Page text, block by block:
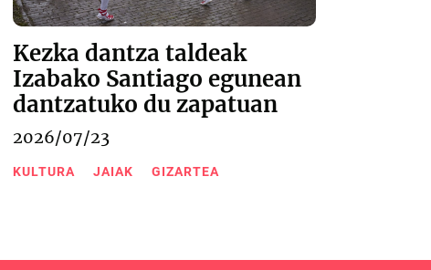
Kezka dantza taldeak
Izabako Santiago egunean
dantzatuko du zapatuan
2026/07/23
KULTURA JAIAK GIZARTEA